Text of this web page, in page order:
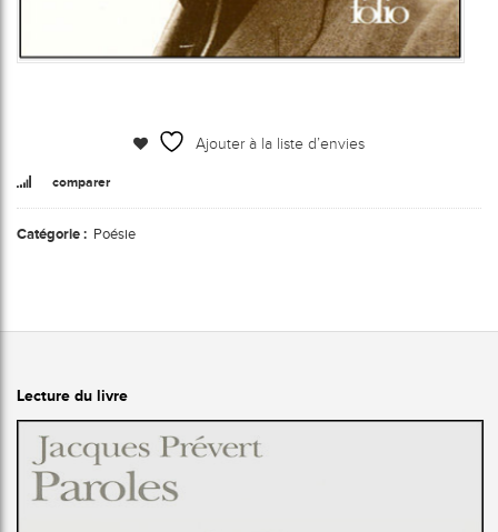
Ajouter à la liste d’envies
comparer
Catégorie : Poésie
Lecture du livre